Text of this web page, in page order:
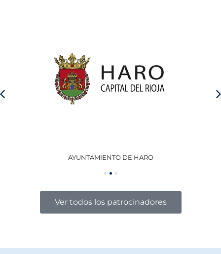
AYUNTAMIENTO DE HARO
Ver todos los patrocinadores